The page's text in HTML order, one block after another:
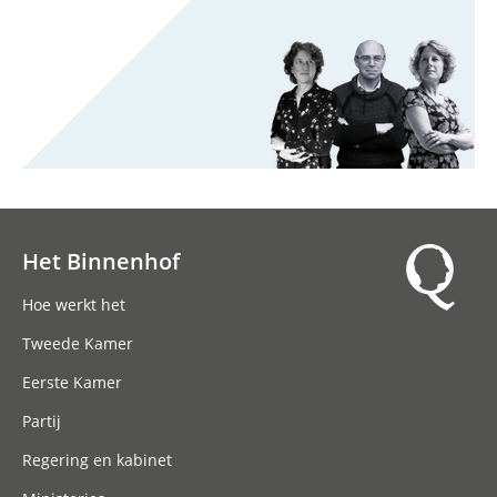
Het Binnenhof
Hoe werkt het
Tweede Kamer
Eerste Kamer
Partij
Regering en kabinet